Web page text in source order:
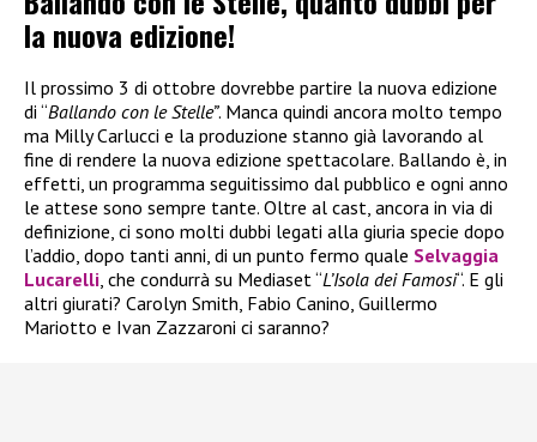
la nuova edizione!
Il prossimo 3 di ottobre dovrebbe partire la nuova edizione
di “Ballando con le Stelle”. Manca quindi ancora molto tempo
ma Milly Carlucci e la produzione stanno già lavorando al
fine di rendere la nuova edizione spettacolare. Ballando è, in
effetti, un programma seguitissimo dal pubblico e ogni anno
le attese sono sempre tante. Oltre al cast, ancora in via di
definizione, ci sono molti dubbi legati alla giuria specie dopo
l’addio, dopo tanti anni, di un punto fermo quale Selvaggia
Lucarelli, che condurrà su Mediaset “L’Isola dei Famosi“. E gli
altri giurati? Carolyn Smith, Fabio Canino, Guillermo
Mariotto e Ivan Zazzaroni ci saranno?